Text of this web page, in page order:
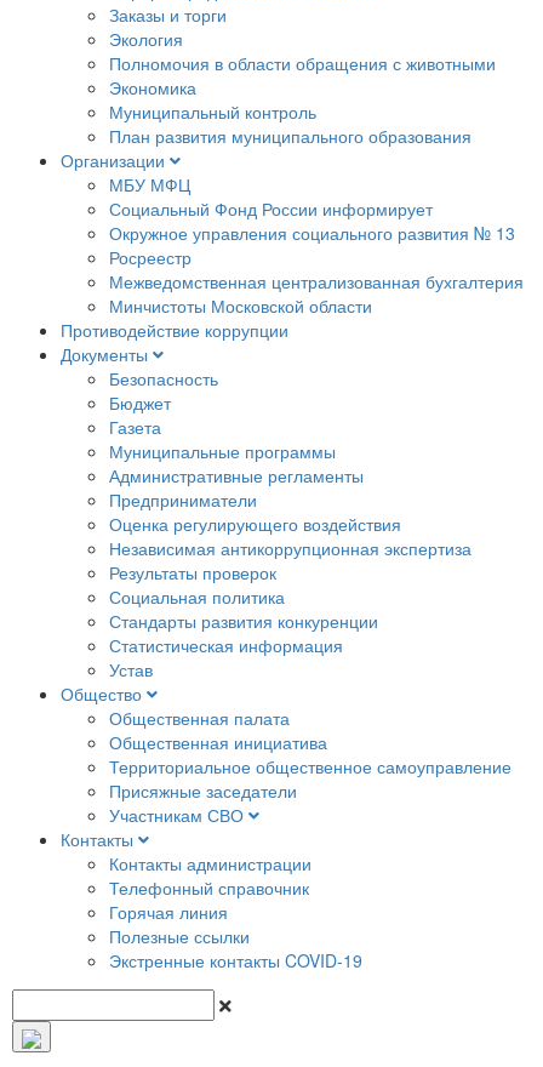
Заказы и торги
Экология
Полномочия в области обращения с животными
Экономика
Муниципальный контроль
План развития муниципального образования
Организации
МБУ МФЦ
Социальный Фонд России информирует
Окружное управления социального развития № 13
Росреестр
Межведомственная централизованная бухгалтерия
Минчистоты Московской области
Противодействие коррупции
Документы
Безопасность
Бюджет
Газета
Муниципальные программы
Административные регламенты
Предприниматели
Оценка регулирующего воздействия
Независимая антикоррупционная экспертиза
Результаты проверок
Социальная политика
Стандарты развития конкуренции
Статистическая информация
Устав
Общество
Общественная палата
Общественная инициатива
Территориальное общественное самоуправление
Присяжные заседатели
Участникам СВО
Контакты
Контакты администрации
Телефонный справочник
Горячая линия
Полезные ссылки
Экстренные контакты COVID-19